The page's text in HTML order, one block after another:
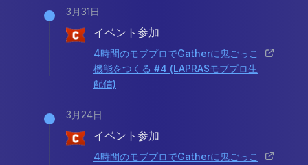
3月31日
イベント参加
4時間のモブプロでGatherに鬼ごっこ
機能をつくる #4 (LAPRASモブプロ生
配信)
3月24日
イベント参加
4時間のモブプロでGatherに鬼ごっこ